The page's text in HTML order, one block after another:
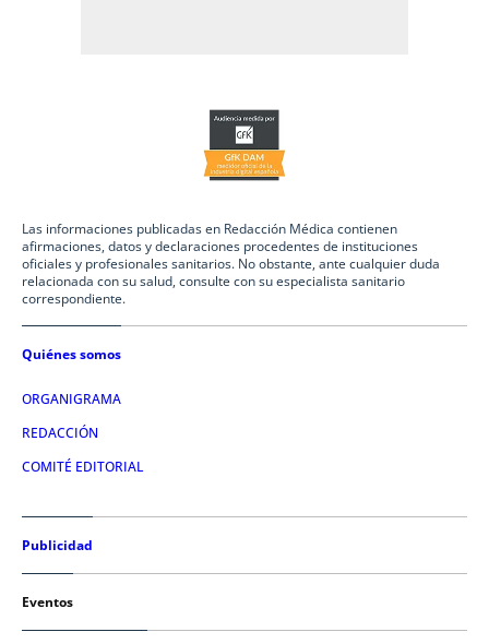
Las informaciones publicadas en Redacción Médica contienen
afirmaciones, datos y declaraciones procedentes de instituciones
oficiales y profesionales sanitarios. No obstante, ante cualquier duda
relacionada con su salud, consulte con su especialista sanitario
correspondiente.
Quiénes somos
ORGANIGRAMA
REDACCIÓN
COMITÉ EDITORIAL
Publicidad
Eventos